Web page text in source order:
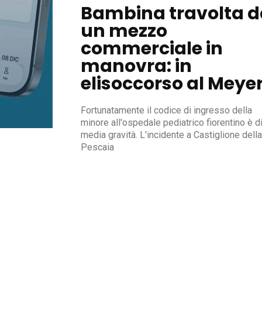
Bambina travolta
un mezzo
commerciale in
manovra: in
elisoccorso al
Fortunatamente il codice di ingresso della
minore all'ospedale pediatrico fiorentino è di
media gravità. L'incidente a Castiglione della
Pescaia